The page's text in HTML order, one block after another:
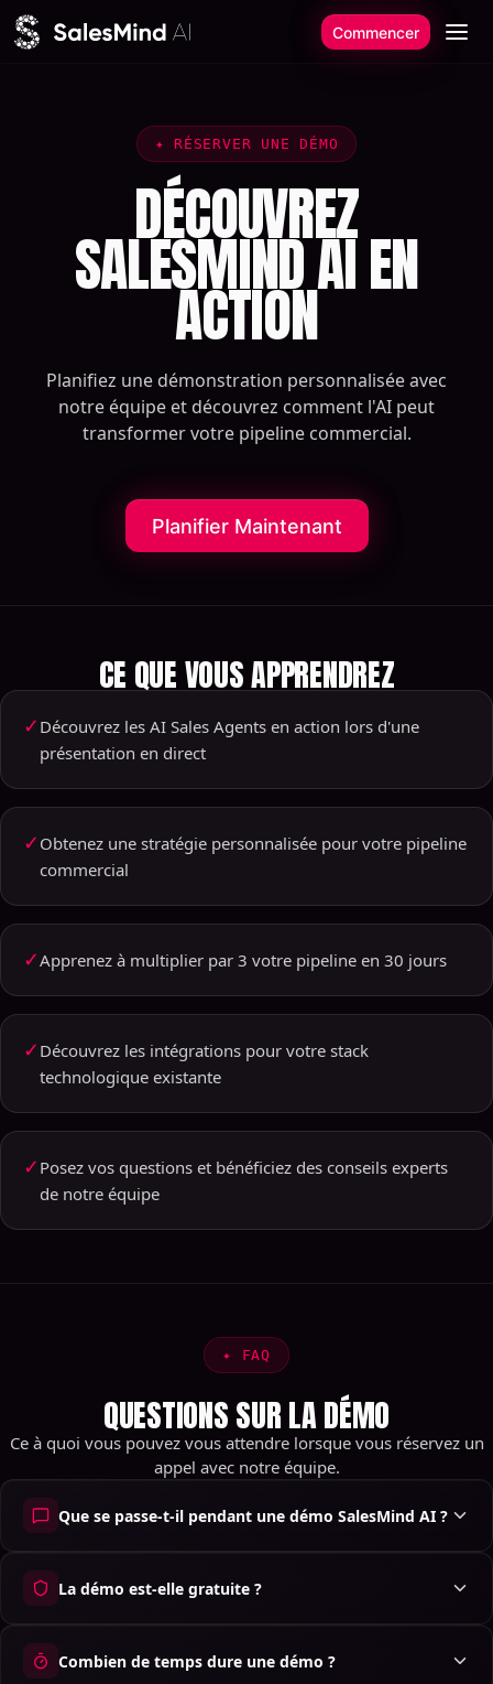
Aller au contenu
Commencer
✦ RÉSERVER UNE DÉMO
DÉCOUVREZ
SALESMIND AI EN
ACTION
Planifiez une démonstration personnalisée avec
notre équipe et découvrez comment l'AI peut
transformer votre pipeline commercial.
Planifier Maintenant
CE QUE VOUS APPRENDREZ
✓ Découvrez les AI Sales Agents en action lors d'une
présentation en direct
✓ Obtenez une stratégie personnalisée pour votre pipeline
commercial
✓Apprenez à multiplier par 3 votre pipeline en 30 jours
✓ Découvrez les intégrations pour votre stack
technologique existante
✓ Posez vos questions et bénéficiez des conseils experts
de notre équipe
✦ FAQ
QUESTIONS SUR LA DÉMO
Ce à quoi vous pouvez vous attendre lorsque vous réservez un
appel avec notre équipe.
Que se passe-t-il pendant une démo SalesMind AI ?
La démo est-elle gratuite ?
Combien de temps dure une démo ?